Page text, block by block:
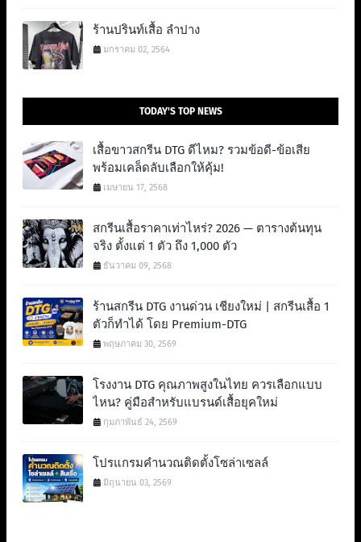
ร้านปรินท์เสื้อ ลำปาง
มกราคม 02, 2564
TODAY'S TOP NEWS
เสื้อขาวสกรีน DTG ดีไหม? รวมข้อดี-ข้อเสีย
พร้อมเคล็ดลับเลือกให้คุ้ม!
เมษายน 17, 2568
สกรีนเสื้อราคาเท่าไหร่? 2026 — ตารางต้นทุน
จริง ตั้งแต่ 1 ตัว ถึง 1,000 ตัว
ธันวาคม 09, 2568
ร้านสกรีน DTG งานด่วน เชียงใหม่ | สกรีนเสื้อ 1
ตัวก็ทำได้ โดย Premium-DTG
พฤษภาคม 30, 2569
โรงงาน DTG คุณภาพสูงในไทย ควรเลือกแบบ
ไหน? คู่มือสำหรับแบรนด์เสื้อยุคใหม่
กุมภาพันธ์ 24, 2569
โปรแกรมคำนวณติดตั้งโซล่าเซลล์
มิถุนายน 03, 2569